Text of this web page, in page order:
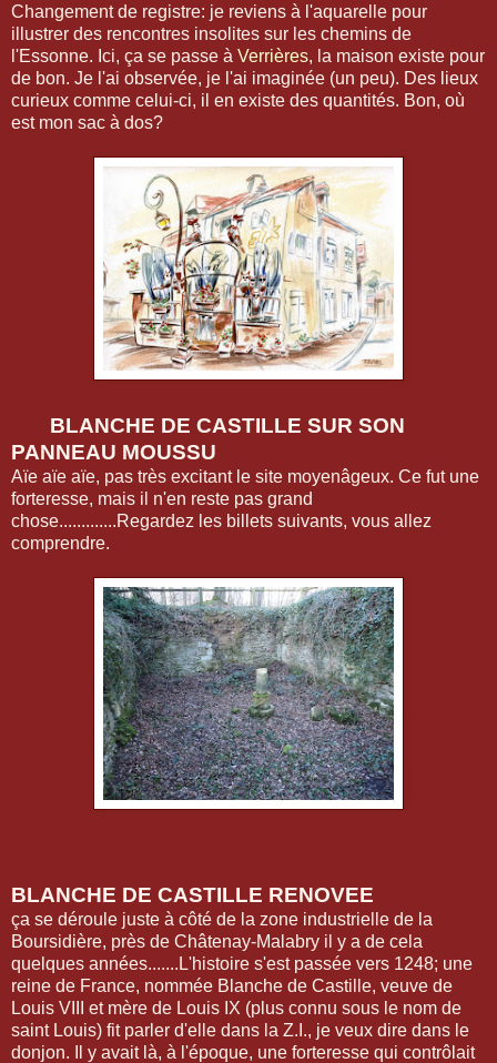
Changement de registre: je reviens à l'aquarelle pour
illustrer des rencontres insolites sur les chemins de
l'Essonne. Ici, ça se passe à Verrières, la maison existe pour
de bon. Je l'ai observée, je l'ai imaginée (un peu). Des lieux
curieux comme celui-ci, il en existe des quantités. Bon, où
est mon sac à dos?
BLANCHE DE CASTILLE SUR SON
PANNEAU MOUSSU
Aïe aïe aïe, pas très excitant le site moyenâgeux. Ce fut une
forteresse, mais il n'en reste pas grand
chose.............Regardez les billets suivants, vous allez
comprendre.
BLANCHE DE CASTILLE RENOVEE
ça se déroule juste à côté de la zone industrielle de la
Boursidière, près de Châtenay-Malabry il y a de cela
quelques années.......L'histoire s'est passée vers 1248; une
reine de France, nommée Blanche de Castille, veuve de
Louis VIII et mère de Louis IX (plus connu sous le nom de
saint Louis) fit parler d'elle dans la Z.I., je veux dire dans le
donjon. Il y avait là, à l'époque, une forteresse qui contrôlait